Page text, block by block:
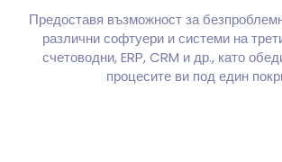
Предоставя възможност за
различни софтуери и системи на
счетоводни, ERP, CRM и др., като
процесите ви под един